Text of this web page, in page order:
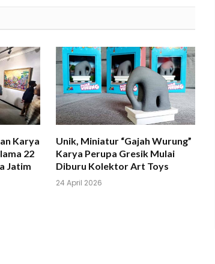
Karya
22
Jatim
Unik, Miniatur “Gajah Wurung”
Karya Perupa Gresik Mulai
Diburu Kolektor Art Toys
24 April 2026